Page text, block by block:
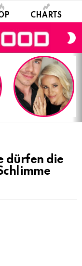
CHARTS
dürfen die